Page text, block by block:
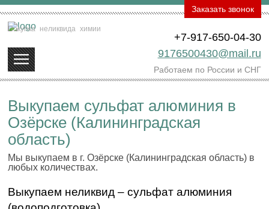
Покупка неликвида химии
+7-917-650-04-30
9176500430@mail.ru
Работаем по России и СНГ
Заказать звонок
Выкупаем сульфат алюминия в
Озёрске (Калининградская
область)
Мы выкупаем в г. Озёрске (Калининградская область) в
любых количествах.
Выкупаем неликвид – сульфат алюминия